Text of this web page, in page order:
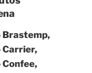
Brastemp,
Carrier,
Confee,